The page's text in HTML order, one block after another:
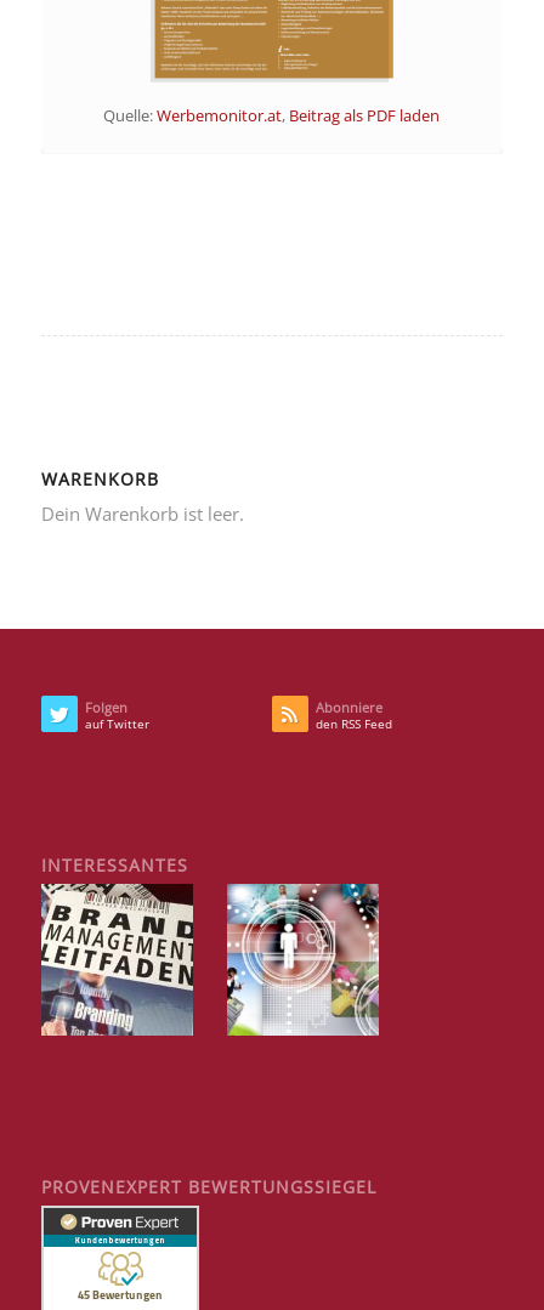
Quelle:Werbemonitor.at, Beitrag als PDF laden
WARENKORB
Dein Warenkorb ist leer.
Folgen
auf Twitter
Abonniere
den RSS Feed
INTERESSANTES
PROVENEXPERT BEWERTUNGSSIEGEL